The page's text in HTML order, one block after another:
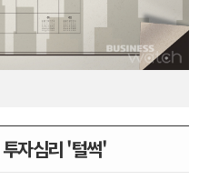
자심리 '털썩'